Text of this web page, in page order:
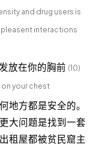
and drug users is
pleasent interactions
放在你的胸前 (10)
on your chest
地方都是安全的。
大问题是找到一套
租屋都被贫民窟主